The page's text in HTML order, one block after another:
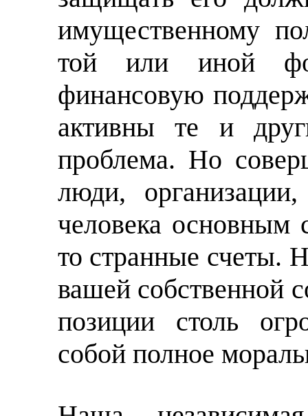
имущественному
той или иной
финансовую
активны те и
проблема. Но
люди,
человека основным
то странные счеты.
вашей собственной
позиции столь
собой полное